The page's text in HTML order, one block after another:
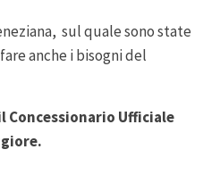
sul quale sono state
anche i bisogni del
Concessionario Ufficiale